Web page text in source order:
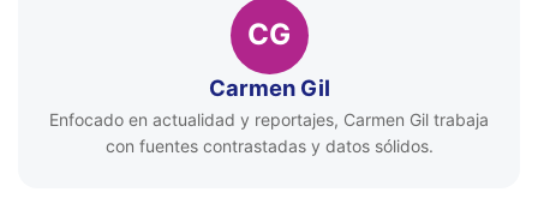
CG
Carmen Gil
Enfocado en actualidad y reportajes, Carmen Gil trabaja
con fuentes contrastadas y datos sólidos.